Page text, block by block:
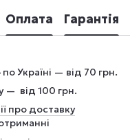
Оплата Гарантія
Україні — від 70 грн.
— від 100 грн.
про доставку